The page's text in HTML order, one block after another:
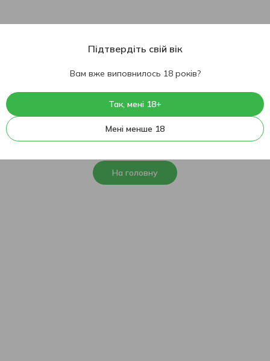
404
На жаль, ця сторінка не
знайдена
На головну
Підтвердіть свій вік
Вам вже виповнилось 18 років?
Так, мені 18+
Мені менше 18